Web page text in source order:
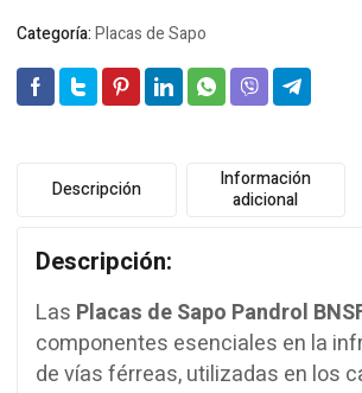
Categoría:Placas de Sapo
Descripción
Información
adicional
Descripción:
Las Placas de Sapo Pandrol
componentes esenciales en la
de vías férreas, utilizadas en los